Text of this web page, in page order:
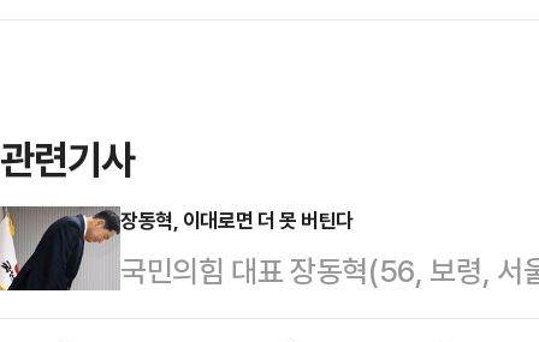
관련기사
장동혁, 이대로면 더 못 버틴다
국민의힘 대표 장동혁(56, 보령, 서
발휘로 당권을 유지해도 결국 끝이